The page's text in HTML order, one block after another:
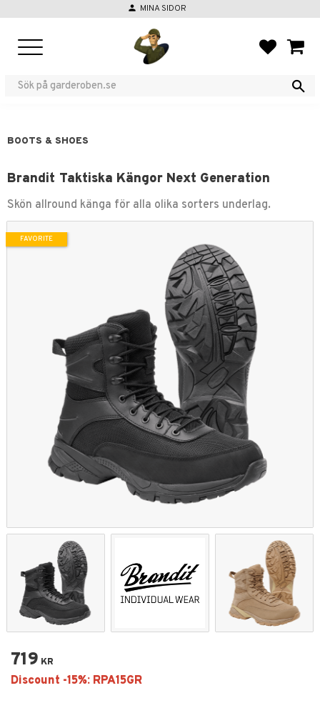
person MINA SIDOR
BOOTS & SHOES
Brandit Taktiska Kängor Next Generation
​Skön allround känga för alla olika sorters underlag.
FAVORITE
719 KR